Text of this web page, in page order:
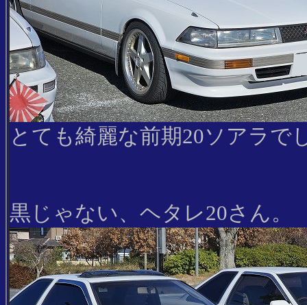
とても綺麗な前期20ソアラで
黒じゃない、ヘタレ20さん。